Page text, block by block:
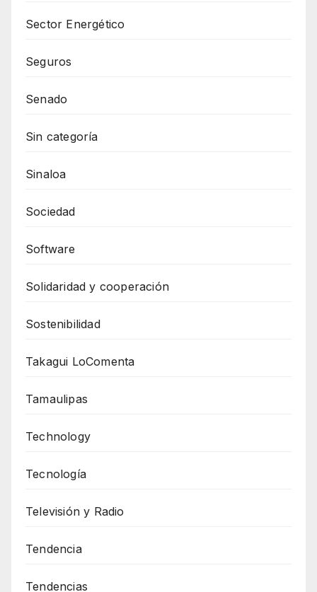
Sector Energético
Seguros
Senado
Sin categoría
Sinaloa
Sociedad
Software
Solidaridad y cooperación
Sostenibilidad
Takagui LoComenta
Tamaulipas
Technology
Tecnología
Televisión y Radio
Tendencia
Tendencias